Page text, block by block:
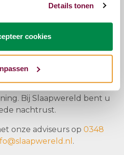
Details tonen
cookies
wij testmogelijkheden
zodat u het matras
matrassen, bieden wij
Bij Slaapwereld bent u
nachtrust.
onze adviseurs op 0348
.